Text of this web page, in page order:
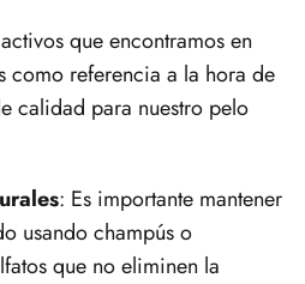
que encontramos en
como referencia a la hora de
calidad para nuestro pelo
: Es importante mantener
usando champús o
que no eliminen la